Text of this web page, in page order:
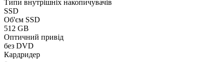
Типи внутрішніх накопичувачів
SSD
Об'єм SSD
512 GB
Оптичний привід
без DVD
Кардридер